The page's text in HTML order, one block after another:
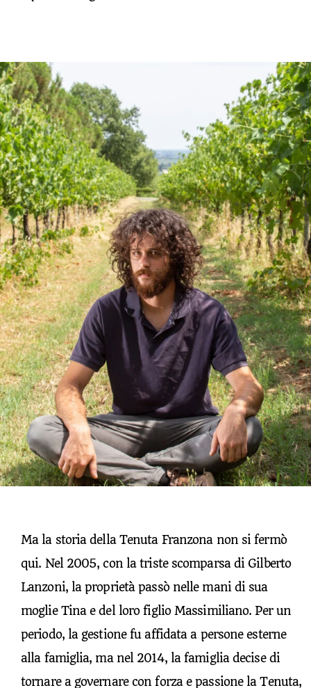
Ma la storia della Tenuta Franzona non si fermò
qui. Nel 2005, con la triste scomparsa di Gilberto
Lanzoni, la proprietà passò nelle mani di sua
moglie Tina e del loro figlio Massimiliano. Per un
periodo, la gestione fu affidata a persone esterne
alla famiglia, ma nel 2014, la famiglia decise di
tornare a governare con forza e passione la Tenuta,